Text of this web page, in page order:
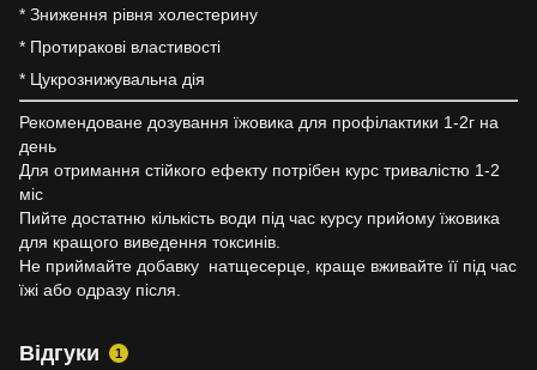
* Зниження рівня холестерину
* Протиракові властивості
* Цукрознижувальна дія
Рекомендоване дозування їжовика для профілактики 1-2г на
день
Для отримання стійкого ефекту потрібен курс тривалістю 1-2
міс
Пийте достатню кількість води під час курсу прийому їжовика
для кращого виведення токсинів.
Не приймайте добавку натщесерце, краще вживайте її під час
їжі або одразу після.
Відгуки 1